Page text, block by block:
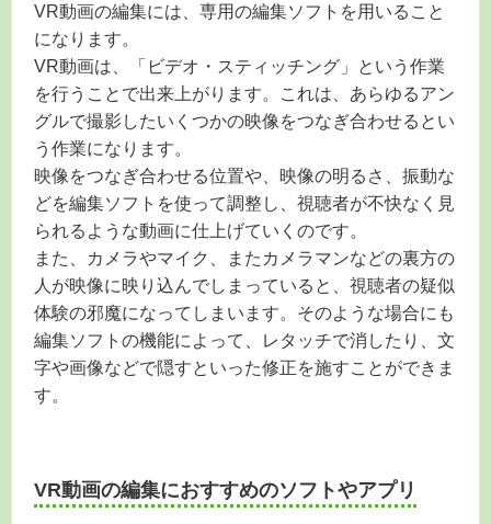
VR動画の編集には、専用の編集ソフトを用いること
になります。
VR動画は、「ビデオ・スティッチング」という作業
を行うことで出来上がります。これは、あらゆるアン
グルで撮影したいくつかの映像をつなぎ合わせるとい
う作業になります。
映像をつなぎ合わせる位置や、映像の明るさ、振動な
どを編集ソフトを使って調整し、視聴者が不快なく見
られるような動画に仕上げていくのです。
また、カメラやマイク、またカメラマンなどの裏方の
人が映像に映り込んでしまっていると、視聴者の疑似
体験の邪魔になってしまいます。そのような場合にも
編集ソフトの機能によって、レタッチで消したり、文
字や画像などで隠すといった修正を施すことができま
す。
VR動画の編集におすすめのソフトやアプリ